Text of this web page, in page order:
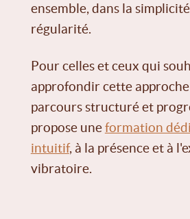
ensemble, dans la
régularité.
Pour celles et ceux qui
approfondir cette
parcours structuré et
propose uneformation
intuitif, à la présence et à
vibratoire.